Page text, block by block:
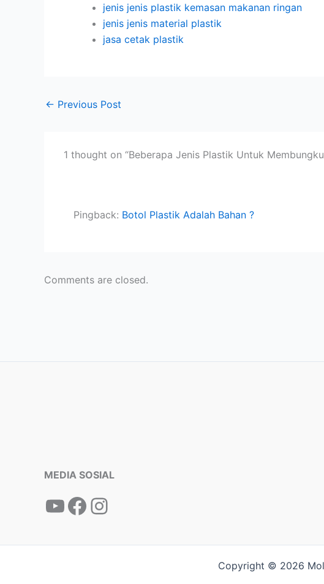
jenis jenis plastik kemasan makanan ringan
jenis jenis material plastik
jasa cetak plastik
← Previous Post
1 thought on “Beberapa Jenis Plastik Untuk
Pingback: Botol Plastik Adalah Bahan ?
Comments are closed.
MEDIA SOSIAL
Copyright © 2026